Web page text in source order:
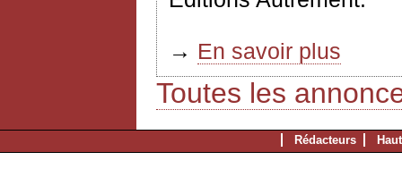
→ En savoir plus
Toutes les
Rédacteurs